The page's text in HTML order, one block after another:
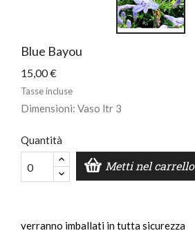
Blue Bayou
15,00 €
Tasse incluse
Dimensioni: Vaso ltr 3
Quantità
Metti nel carrello
verranno imballati in tutta sicurezza